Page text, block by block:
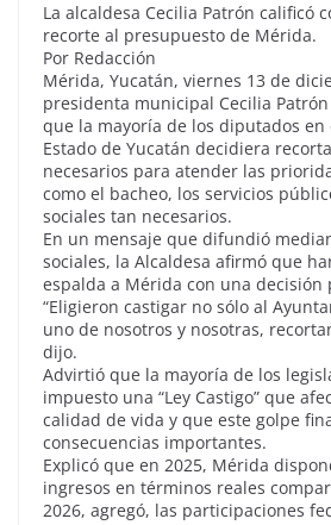
La alcaldesa Cecilia Patrón calificó
recorte al presupuesto de Mérida.
Por Redacción
Mérida, Yucatán, viernes 13 de
presidenta municipal Cecilia
que la mayoría de los diputados en
Estado de Yucatán decidiera
necesarios para atender las
como el bacheo, los servicios
sociales tan necesarios.
En un mensaje que difundió
sociales, la Alcaldesa afirmó que
espalda a Mérida con una
“Eligieron castigar no sólo al
uno de nosotros y nosotras,
dijo.
Advirtió que la mayoría de los
impuesto una “Ley Castigo” que
calidad de vida y que este golpe
consecuencias importantes.
Explicó que en 2025, Mérida
ingresos en términos reales
2026, agregó, las participaciones